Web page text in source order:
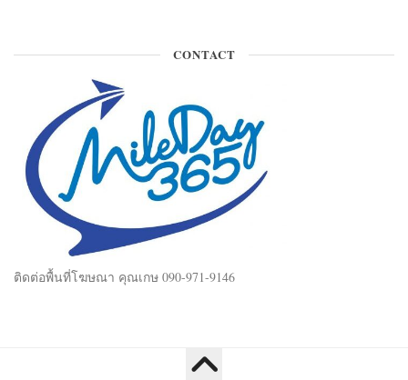
CONTACT
ติดต่อพื้นที่โฆษณา คุณเกษ 090-971-9146